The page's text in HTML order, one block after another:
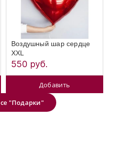
Воздушный шар сердце
XXL
550 руб.
Добавить
"Подарки"